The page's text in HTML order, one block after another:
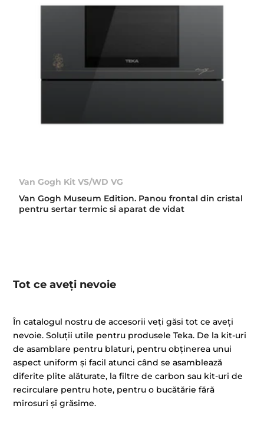
Van Gogh Kit VS/WD VG
Van Gogh Museum Edition. Panou frontal din cristal
pentru sertar termic si aparat de vidat
Tot ce aveți nevoie
În catalogul nostru de accesorii veți găsi tot ce aveți
nevoie. Soluții utile pentru produsele Teka. De la kit-uri
de asamblare pentru blaturi, pentru obținerea unui
aspect uniform și facil atunci când se asamblează
diferite plite alăturate, la filtre de carbon sau kit-uri de
recirculare pentru hote, pentru o bucătărie fără
mirosuri și grăsime.